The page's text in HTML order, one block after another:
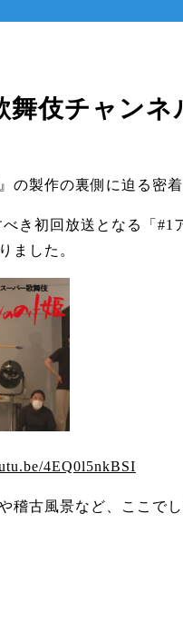
舞伎チャンネ
の製作の裏側に迫る密
き初回放送となる「
ました。
4EQ0l5nkBSI
稽古風景など、ここで